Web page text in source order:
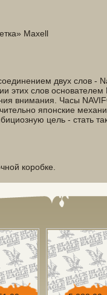
Maxell
двух слов -
этих слов
внимания. Часы
японские
цель - стать
коробке.